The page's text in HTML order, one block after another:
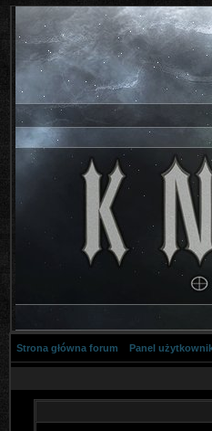
Strona główna forum Panel